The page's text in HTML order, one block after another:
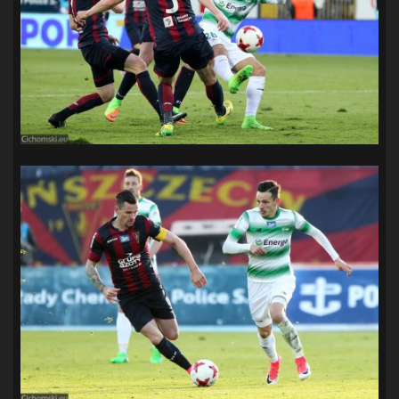
SANDRA SPA POGOŃ SZCZECIN(100) SIEDLECKA(63)
SPARING(110) SPR POGOŃ SZCZECIN(72)
SPÓJNIA STARGARD(35) STOCZNIA SZCZECIN(40)
SUPERLIGA KOBIET(58) SUPERLIGA MĘŻCZYZN(92)
TAURON LIGA KOBIET(106) TENIS(26) TREFL SOPOT(26)
WYGRANA(43) ZAGŁĘBIE LUBIN(36) ŚLĄSK WROCŁAW(29)
ŚWIT SKOLWIN(111)
STAT4U